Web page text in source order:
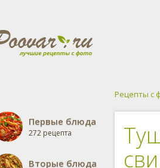
Первые блюда
272 рецепта
Вторые блюда
Рецепты с